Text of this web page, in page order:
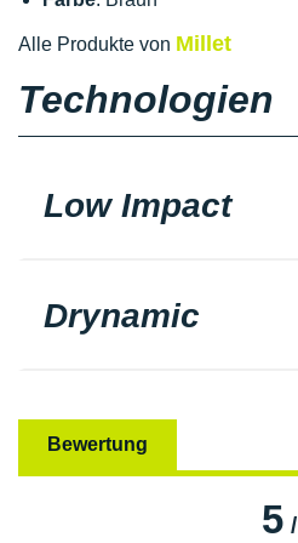
Alle Produkte von Millet
Technologien
Low Impact
Drynamic
Bewertung
5/